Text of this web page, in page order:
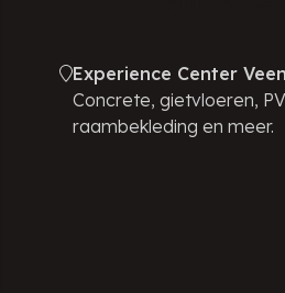
Experience Center
Concrete, gietvloeren,
raambekleding en meer.